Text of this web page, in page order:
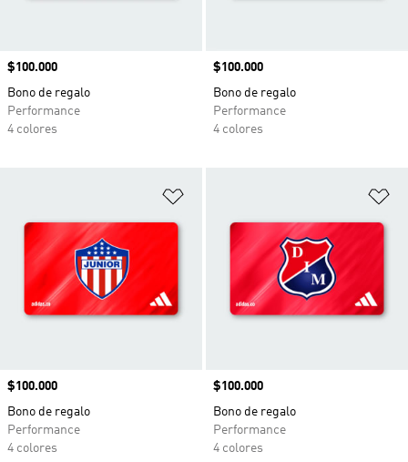
Precio
$100.000
Bono de regalo
Performance
4 colores
Precio
$100.000
Bono de regalo
Performance
4 colores
Precio
$100.000
Bono de regalo
Performance
4 colores
Precio
$100.000
Bono de regalo
Performance
4 colores